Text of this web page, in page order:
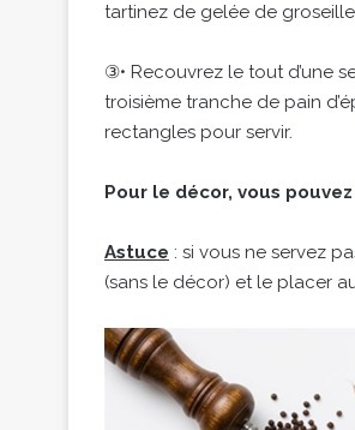
tartinez de gelée de
③• Recouvrez le tout d’une
troisième tranche de pain
rectangles pour servir.
Pour le décor, vous
Astuce : si vous ne servez
(sans le décor) et le placer